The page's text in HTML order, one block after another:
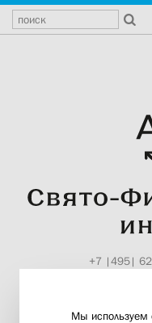
+7 |495|
Мы используем